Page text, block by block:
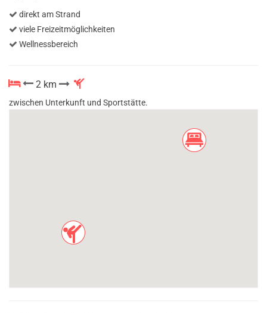
direkt am Strand
viele Freizeitmöglichkeiten
Wellnessbereich
2 km
zwischen Unterkunft und Sportstätte.